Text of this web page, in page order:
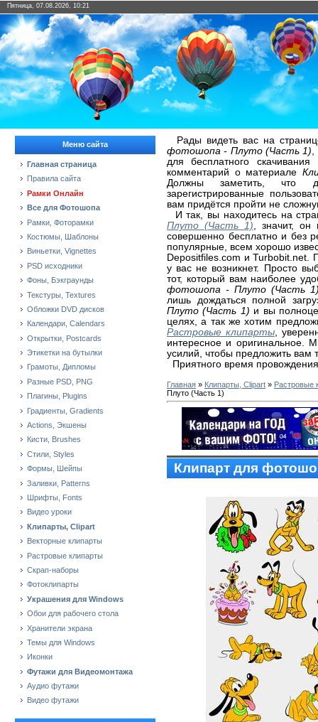
Пятница, 07.08.2026, 10:21
Меню сайта
Главная страница
Правила сайта
Рамки Онлайн
Все для Фотошопа
Рамки, Фоторамки
Костюмы, Шаблоны
Виньетки, Vignettes
PSD исходники
Фоны, Бэкграунды
Текстуры, Textures
Обложки DVD дисков
Календари, Calendars
Открытки, Postcards
Этикетки на бутылки
Грамоты, Дипломы
Разные PSD, PNG
Плагины, Plugins
Градиенты, Gradients
Actions, Экшены
Кисти, Brushes
Стили, Styles
Формы, Шейпы
Заливки, Patterns
Шрифты, Fonts
Видео уроки
Клипарты, Clipart
Векторные клипарты
Растровые клипарты
Скрап-наборы
Фотоклипарты
Украшения для Windows
Обои для рабочего стола
Хранители экрана
Темы для Windows
Иконки
Футажи для Видеомонтажа
Аудио футажи
Видео футажи
Рады видеть вас на
фотошопа - Плуто (Часть 1),
для бесплатного
комментарий о материале
Должны заметить, что
зарегистрированные
вам придётся пройти не
И так, вы находитесь на
Плуто (Часть 1), значит, он
совершенно бесплатно и без
популярные, всем хорошо
Depositfiles.com и Turbobit.net.
у вас не возникнет. Просто
тот, который вам наиболее
фотошопа - Плуто (Часть 1)
лишь дождаться полной
Плуто (Часть 1) и вы
целях, а так же хотим
Растровые клипарты,
интересное и оригинальное.
усилий, чтобы предложить вам
Приятного время
Главная » Клипарты, Clipart » Растровые
Плуто (Часть 1)
Клипарт для